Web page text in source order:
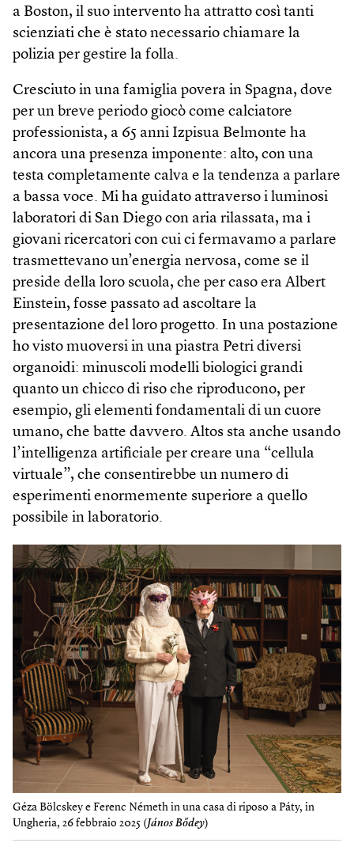
a Boston, il suo intervento ha attratto così tanti
scienziati che è stato necessario chiamare la
polizia per gestire la folla.
Cresciuto in una famiglia povera in Spagna, dove
per un breve periodo giocò come calciatore
professionista, a 65 anni Izpisua Belmonte ha
ancora una presenza imponente: alto, con una
testa completamente calva e la tendenza a parlare
a bassa voce. Mi ha guidato attraverso i luminosi
laboratori di San Diego con aria rilassata, ma i
giovani ricercatori con cui ci fermavamo a parlare
trasmettevano un’energia nervosa, come se il
preside della loro scuola, che per caso era Albert
Einstein, fosse passato ad ascoltare la
presentazione del loro progetto. In una postazione
ho visto muoversi in una piastra Petri diversi
organoidi: minuscoli modelli biologici grandi
quanto un chicco di riso che riproducono, per
esempio, gli elementi fondamentali di un cuore
umano, che batte davvero. Altos sta anche usando
l’intelligenza artificiale per creare una “cellula
virtuale”, che consentirebbe un numero di
esperimenti enormemente superiore a quello
possibile in laboratorio.
Géza Bölcskey e Ferenc Németh in una casa di riposo a Páty, in
Ungheria, 26 febbraio 2025 (János Bődey)